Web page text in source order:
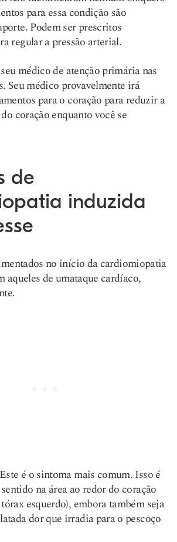
para essa condição são
Podem ser prescritos
regular a pressão arterial.
médico de atenção primária nas
Seu médico provavelmente irá
para o coração para reduzir a
coração enquanto você se
de
induzida
no início da cardiomiopatia
aqueles de umataque cardíaco,
Este é o sintoma mais comum. Isso é
na área ao redor do coração
esquerdo), embora também seja
dor que irradia para o pescoço